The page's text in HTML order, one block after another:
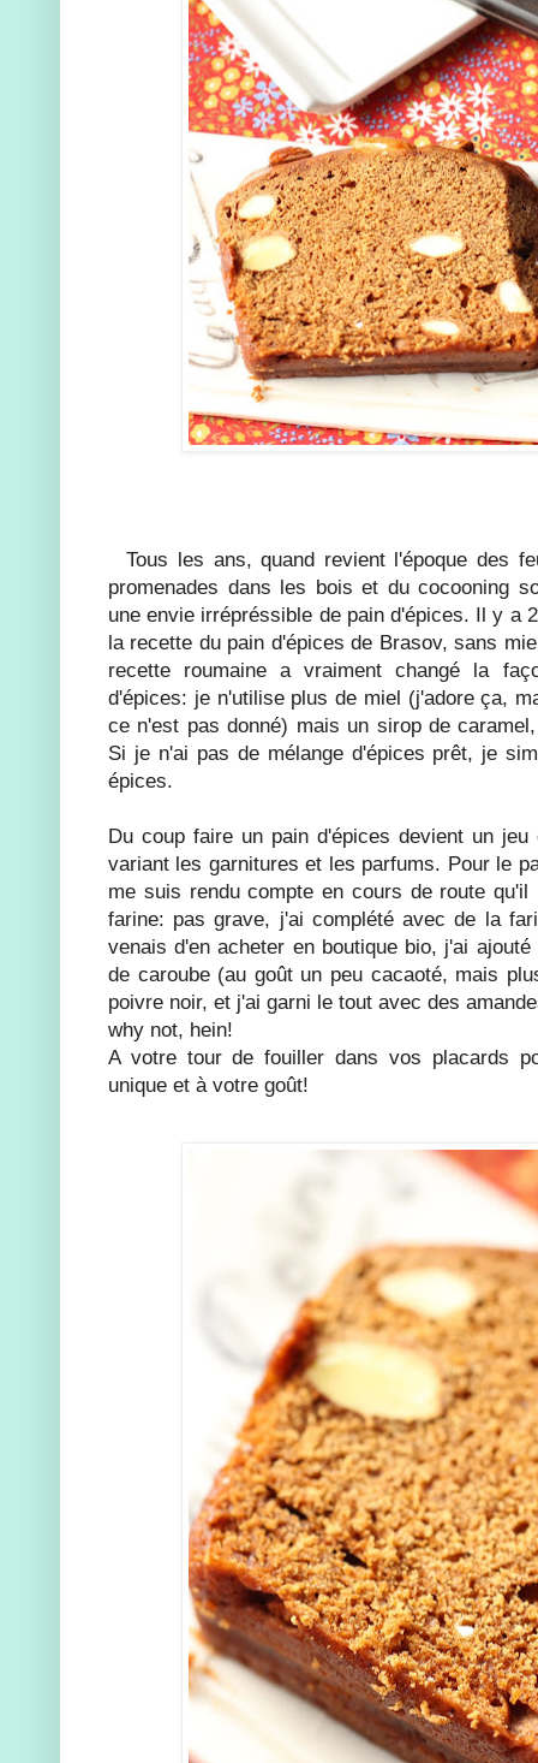
Tous les ans, quand revient l'époque des
promenades dans les bois et du cocooning
une envie irrépréssible de pain d'épices. Il y a
la recette du pain d'épices de Brasov, sans
recette roumaine a vraiment changé la
d'épices: je n'utilise plus de miel (j'adore ça,
ce n'est pas donné) mais un sirop de
Si je n'ai pas de mélange d'épices prêt, je
épices.
Du coup faire un pain d'épices devient un
variant les garnitures et les parfums. Pour le
me suis rendu compte en cours de route
farine: pas grave, j'ai complété avec de la
venais d'en acheter en boutique bio, j'ai
de caroube (au goût un peu cacaoté, mais
poivre noir, et j'ai garni le tout avec des
why not, hein!
A votre tour de fouiller dans vos placards
unique et à votre goût!